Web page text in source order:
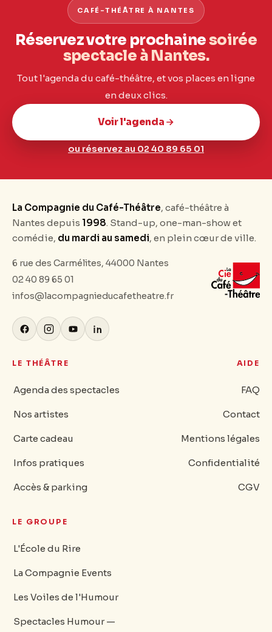
CAFÉ-THÉÂTRE À NANTES
Réservez votre prochainesoirée
spectacle à Nantes.
Tout l'agenda du café-théâtre, et vos places en ligne
en deux clics.
Voir l'agenda
ou réservez au 02 40 89 65 01
La Compagnie du Café-Théâtre, café-théâtre à
Nantes depuis 1998. Stand-up, one-man-show et
comédie, du mardi au samedi, en plein cœur de ville.
6 rue des Carmélites, 44000 Nantes
02 40 89 65 01
infos@lacompagnieducafetheatre.fr
LE THÉÂTRE
Agenda des spectacles
Nos artistes
Carte cadeau
Infos pratiques
Accès & parking
AIDE
FAQ
Contact
Mentions légales
Confidentialité
CGV
LE GROUPE
L'École du Rire
La Compagnie Events
Les Voiles de l'Humour
Spectacles Humour —